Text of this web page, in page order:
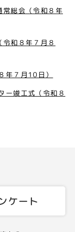
総会（令和８年
和８年７月８
年７月10日）
ー竣工式（令和８
ケート